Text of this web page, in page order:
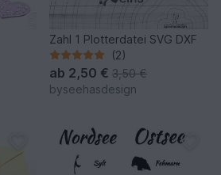
Zahl 1 Plotterdatei SVG DXF
(2)
ab 2,50 € 3,50 €
byseehasdesign